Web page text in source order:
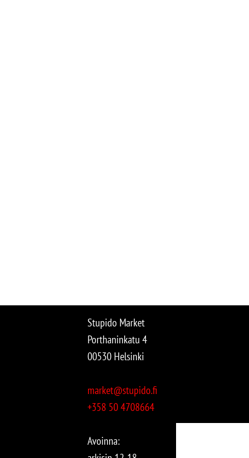
Stupido Market
Porthaninkatu 4
00530 Helsinki
market@stupido.fi
+358 50 4708664
Avoinna: